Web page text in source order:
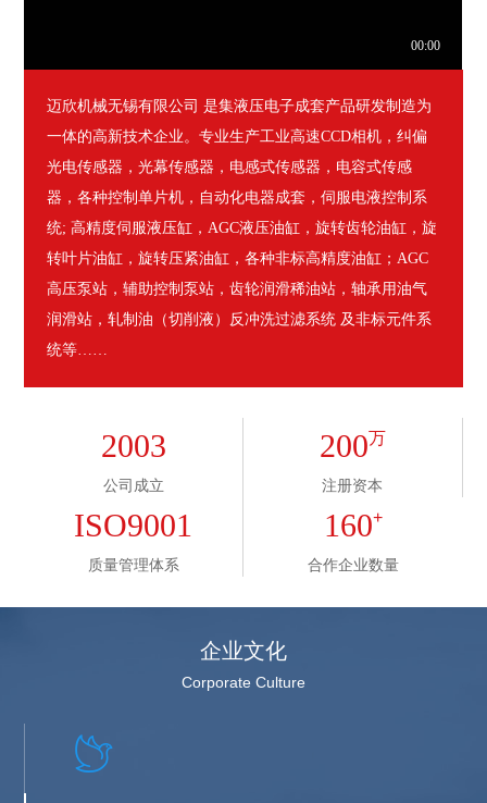
迈欣机械无锡有限公司 是集液压电子成套产品研发制造为
一体的高新技术企业。专业生产工业高速CCD相机，纠偏
光电传感器，光幕传感器，电感式传感器，电容式传感
器，各种控制单片机，自动化电器成套，伺服电液控制系
统; 高精度伺服液压缸，AGC液压油缸，旋转齿轮油缸，旋
转叶片油缸，旋转压紧油缸，各种非标高精度油缸；AGC
高压泵站，辅助控制泵站，齿轮润滑稀油站，轴承用油气
润滑站，轧制油（切削液）反冲洗过滤系统 及非标元件系
统等……
2003
公司成立
200万
注册资本
ISO9001
质量管理体系
160+
合作企业数量
企业文化
Corporate Culture